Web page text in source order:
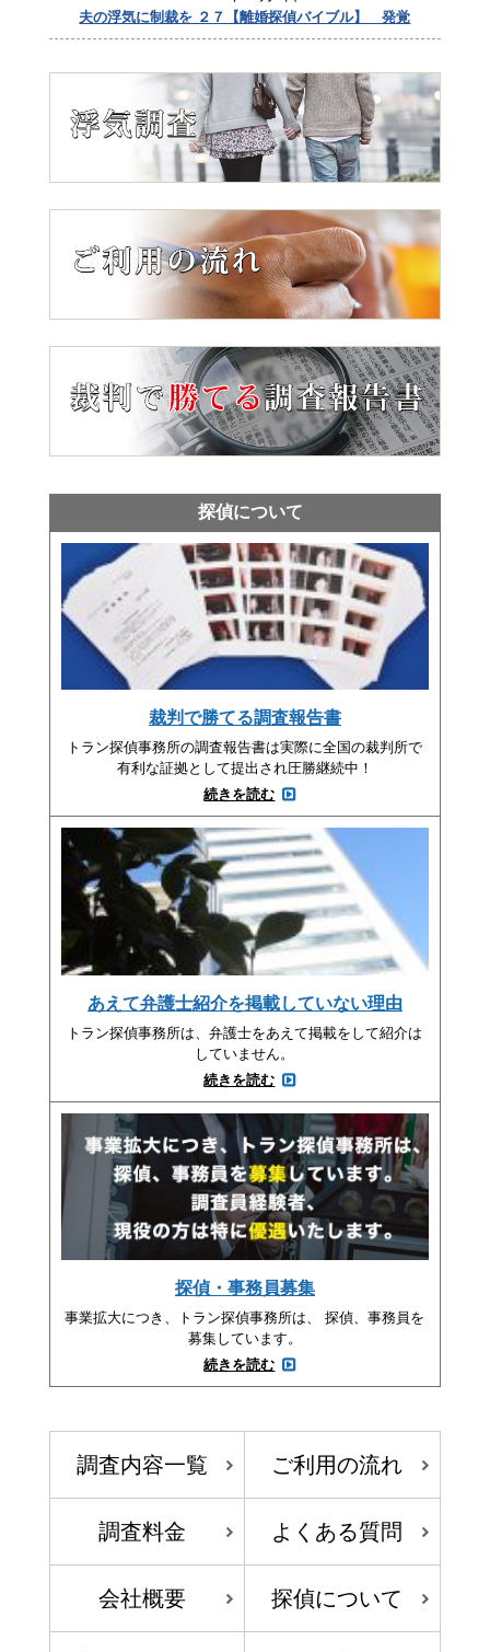
夫の浮気に制裁を ２７【離婚探偵バイブル】 発覚
探偵について
裁判で勝てる調査報告書
トラン探偵事務所の調査報告書は実際に全国の裁判所で
有利な証拠として提出され圧勝継続中！
続きを読む
あえて弁護士紹介を掲載していない理由
トラン探偵事務所は、弁護士をあえて掲載をして紹介は
していません。
続きを読む
探偵・事務員募集
事業拡大につき、トラン探偵事務所は、 探偵、事務員を
募集しています。
続きを読む
調査内容一覧 ご利用の流れ
調査料金 よくある質問
会社概要 探偵について